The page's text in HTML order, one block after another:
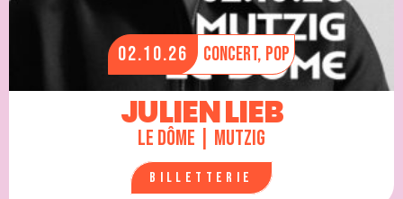
02.10.26 Concert, Pop
JULIEN LIEB
Le Dôme | Mutzig
Billetterie